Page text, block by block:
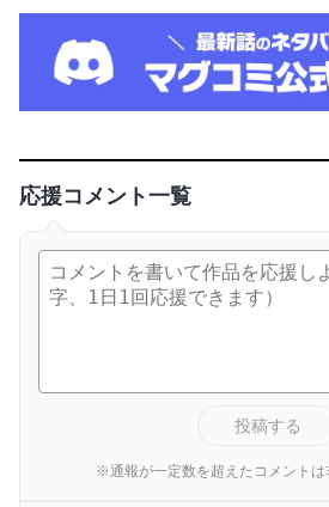
応援コメント一覧
投稿する
※通報が一定数を超えたコメントは